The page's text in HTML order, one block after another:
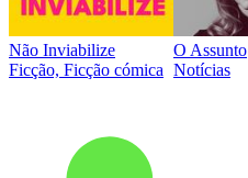
Não Inviabilize
Ficção, Ficção cómica
O Assunto
Notícias